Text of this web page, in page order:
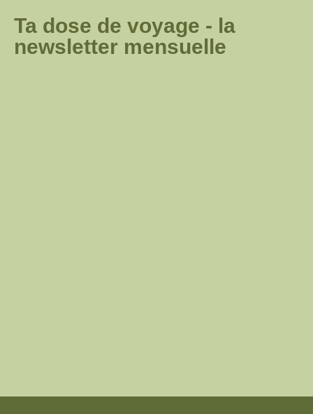
Ta dose de voyage - la
newsletter mensuelle